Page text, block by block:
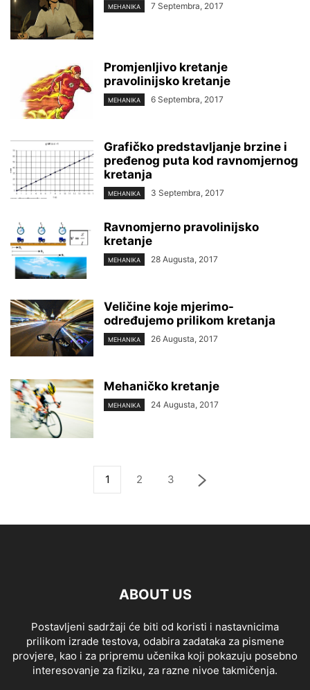
MEHANIKA 7 Septembra, 2017
Promjenljivo kretanje
pravolinijsko kretanje
MEHANIKA 6 Septembra, 2017
Grafičko predstavljanje brzine i
pređenog puta kod ravnomjernog
kretanja
MEHANIKA 3 Septembra, 2017
Ravnomjerno pravolinijsko
kretanje
MEHANIKA 28 Augusta, 2017
Veličine koje mjerimo-
određujemo prilikom kretanja
MEHANIKA 26 Augusta, 2017
Mehaničko kretanje
MEHANIKA 24 Augusta, 2017
1 2 3
ABOUT US
Postavljeni sadržaji će biti od koristi i nastavnicima
prilikom izrade testova, odabira zadataka za pismene
provjere, kao i za pripremu učenika koji pokazuju posebno
interesovanje za fiziku, za razne nivoe takmičenja.